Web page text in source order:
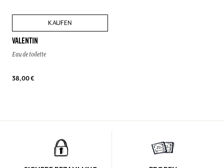
KAUFEN
VALENTIN
Eau de toilette
38,00 €